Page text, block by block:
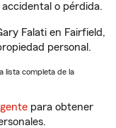
o pérdida.
Falati en Fairfield,
personal.
lista completa de la
para obtener